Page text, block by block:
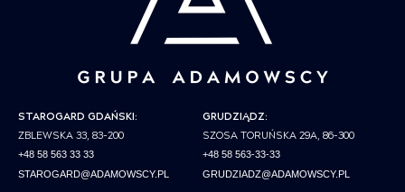
STAROGARD GDAŃSKI:
ZBLEWSKA 33, 83-200
+48 58 563 33 33
STAROGARD@ADAMOWSCY.PL
GRUDZIĄDZ:
SZOSA TORUŃSKA 29A, 86-300
+48 58 563-33-33
GRUDZIADZ@ADAMOWSCY.PL